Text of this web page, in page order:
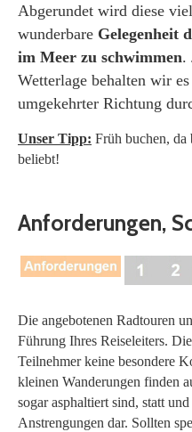
Abgerundet wird diese
wunderbare Gelegenheit
im Meer zu schwimmen.
Wetterlage behalten wir
umgekehrter Richtung
Unser Tipp: Früh buchen, da
beliebt!
Anforderungen,
Die angebotenen Radtouren
Führung Ihres Reiseleiters.
Teilnehmer keine besondere
kleinen Wanderungen finden
sogar asphaltiert sind, statt
Anstrengungen dar. Sollten